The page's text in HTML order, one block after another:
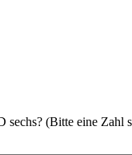
Spam Schutz Frage: Was ergibt eins UND